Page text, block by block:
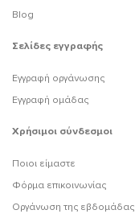
Blog
Σελίδες εγγραφής
Εγγραφή οργάνωσης
Εγγραφή ομάδας
Χρήσιμοι σύνδεσμοι
Ποιοι είμαστε
Φόρμα επικοινωνίας
Οργάνωση της εβδομάδας